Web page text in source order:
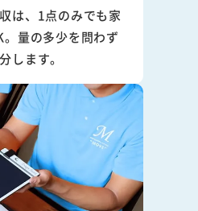
は、1点のみでも家
量の多少を問わず
します。